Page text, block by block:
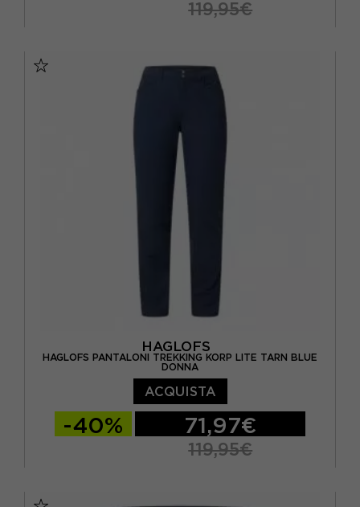
119,95€
HAGLOFS
HAGLOFS PANTALONI TREKKING KORP LITE TARN BLUE
DONNA
ACQUISTA
-40% 71,97€
119,95€